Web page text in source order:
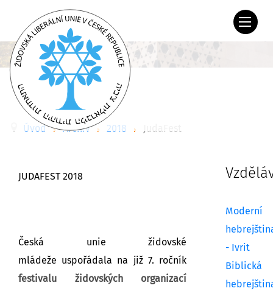
Úvod Archiv 2018 JudaFest
JUDAFEST 2018
Česká unie židovské
mládeže uspořádala na již 7. ročník
festivalu židovských organizací
Moderní
- Ivrit
Biblická